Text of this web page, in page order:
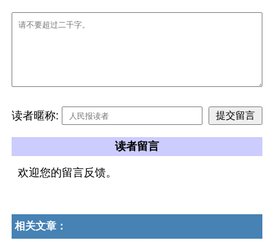
读者暱称:
读者留言
欢迎您的留言反馈。
相关文章：